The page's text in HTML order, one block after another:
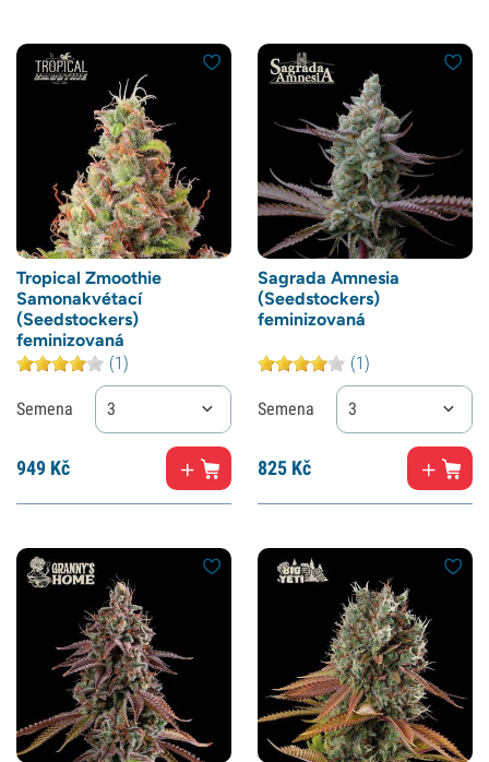
Tropical Zmoothie
Samonakvétací
(Seedstockers)
feminizovaná
(1)
Semena 3
949 Kč
Sagrada Amnesia
(Seedstockers)
feminizovaná
(1)
Semena 3
825 Kč